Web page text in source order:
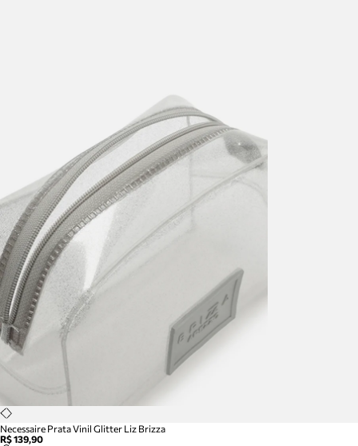
Necessaire Prata Vinil Glitter Liz Brizza
R$ 139,90